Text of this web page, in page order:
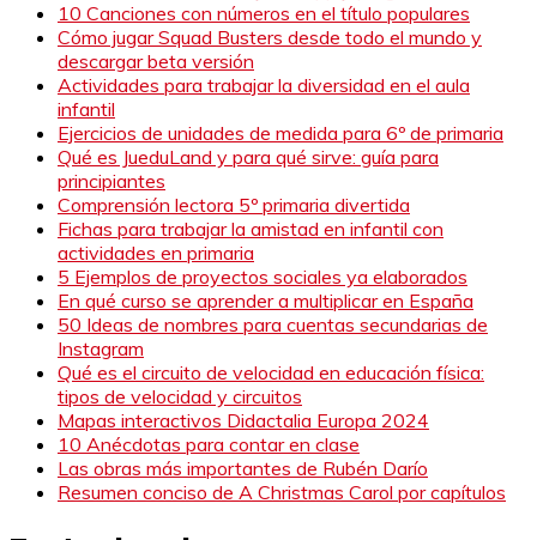
10 Canciones con números en el título populares
Cómo jugar Squad Busters desde todo el mundo y
descargar beta versión
Actividades para trabajar la diversidad en el aula
infantil
Ejercicios de unidades de medida para 6º de primaria
Qué es JueduLand y para qué sirve: guía para
principiantes
Comprensión lectora 5º primaria divertida
Fichas para trabajar la amistad en infantil con
actividades en primaria
5 Ejemplos de proyectos sociales ya elaborados
En qué curso se aprender a multiplicar en España
50 Ideas de nombres para cuentas secundarias de
Instagram
Qué es el circuito de velocidad en educación física:
tipos de velocidad y circuitos
Mapas interactivos Didactalia Europa 2024
10 Anécdotas para contar en clase
Las obras más importantes de Rubén Darío
Resumen conciso de A Christmas Carol por capítulos